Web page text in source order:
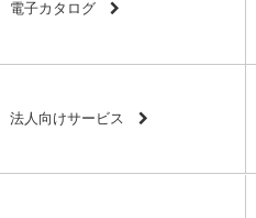
電子カタログ
法人向けサービス